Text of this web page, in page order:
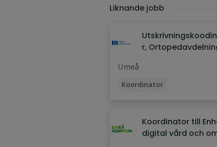
Liknande jobb
r,
Umeå
Koordinator
Koordinator till
digital vård och